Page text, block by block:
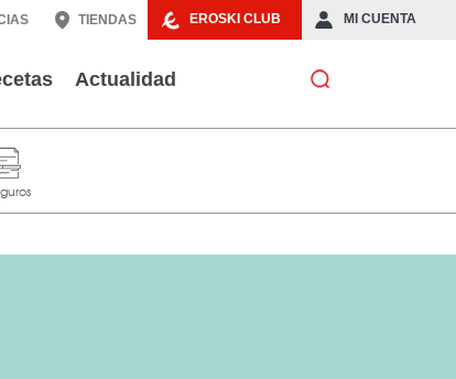
EROSKI CLUB MI CUENTA
TIENDAS
Actualidad